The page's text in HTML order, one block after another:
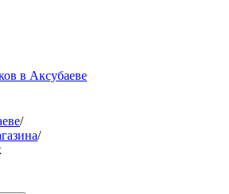
в Аксубаеве
/
/